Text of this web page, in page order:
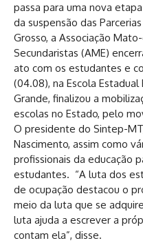
passa para uma nova
da suspensão das
Grosso, a Associação
Secundaristas (AME)
ato com os estudantes e
(04.08), na Escola
Grande, finalizou a
escolas no Estado, pelo
O presidente do Sintep-
Nascimento, assim como
profissionais da educação
estudantes. “A luta dos
de ocupação destacou o
meio da luta que se
luta ajuda a escrever a
contam ela”, disse.